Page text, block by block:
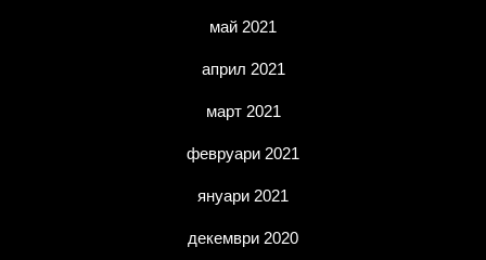
май 2021
април 2021
март 2021
февруари 2021
януари 2021
декември 2020